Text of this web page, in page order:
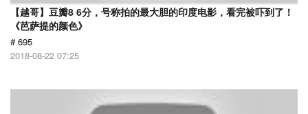
【越哥】豆瓣8 6分，号称拍的最大胆的印度电影，看完被吓到了！
《芭萨提的颜色》
# 695
2018-08-22 07:25